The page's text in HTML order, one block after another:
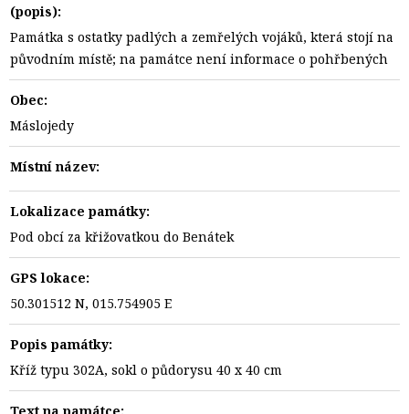
(popis):
Památka s ostatky padlých a zemřelých vojáků, která stojí na
původním místě; na památce není informace o pohřbených
Obec:
Máslojedy
Místní název:
Lokalizace památky:
Pod obcí za křižovatkou do Benátek
GPS lokace:
50.301512 N, 015.754905 E
Popis památky:
Kříž typu 302A, sokl o půdorysu 40 x 40 cm